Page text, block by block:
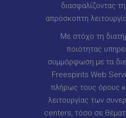
διασφαλίζοντας
απρόσκοπτη
Με στόχο τη
ποιότητας
συμμόρφωση με τα
Freespirits Web
πλήρως τους όρους
λειτουργίας των
centers, τόσο σε